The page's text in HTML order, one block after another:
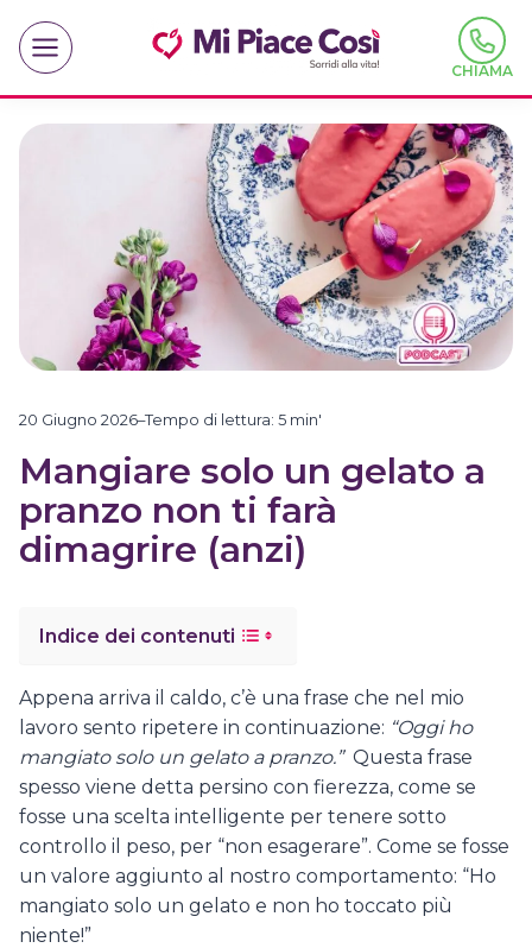
contenuto
CHIAMA
20 Giugno 2026–Tempo di lettura: 5 min'
Mangiare solo un gelato a
pranzo non ti farà
dimagrire (anzi)
Indice dei contenuti
Appena arriva il caldo, c’è una frase che nel mio
lavoro sento ripetere in continuazione: “Oggi ho
mangiato solo un gelato a pranzo.”Questa frase
spesso viene detta persino con fierezza, come se
fosse una scelta intelligente per tenere sotto
controllo il peso, per “non esagerare”. Come se fosse
un valore aggiunto al nostro comportamento: “Ho
mangiato solo un gelato e non ho toccato più
niente!”